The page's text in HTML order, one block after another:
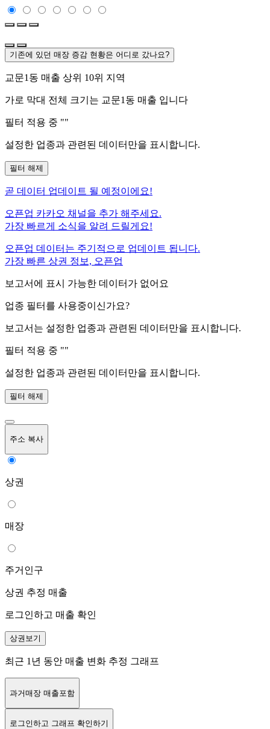
기존에 있던 매장 증감 현황은 어디로 갔나요?
교문1동 매출 상위 10위 지역
가로 막대 전체 크기는 교문1동 매출 입니다
필터 적용 중 ""
설정한 업종과 관련된 데이터만을 표시합니다.
필터 해제
곧 데이터 업데이트 될 예정이에요!
오픈업 카카오 채널을 추가 해주세요.
가장 빠르게 소식을 알려 드릴게요!
오픈업 데이터는 주기적으로 업데이트 됩니다.
가장 빠른 상권 정보, 오픈업
보고서에 표시 가능한 데이터가 없어요
업종 필터를 사용중이신가요?
보고서는 설정한 업종과 관련된 데이터만을 표시합니다.
필터 적용 중 ""
설정한 업종과 관련된 데이터만을 표시합니다.
필터 해제
주소 복사
상권
매장
주거인구
상권 추정 매출
로그인하고 매출 확인
상권보기
최근 1년 동안 매출 변화 추정 그래프
과거매장 매출포함
로그인하고 그래프 확인하기